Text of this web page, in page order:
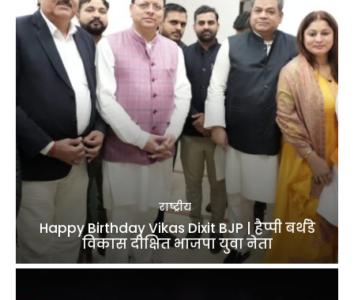
राष्ट्रीय
Happy Birthday Vikas Dixit BJP | हैप्पी बर्थडे
विकास दीक्षित भाजपा युवा नेता